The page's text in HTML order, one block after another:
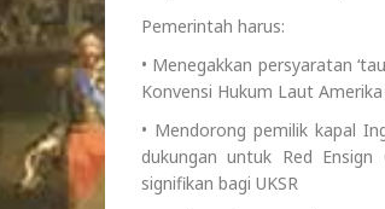
Pemerintah harus:
• Menegakkan persyaratan
Konvensi Hukum Laut
• Mendorong pemilik kapal
dukungan untuk Red
signifikan bagi UKSR